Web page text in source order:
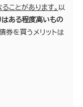
ことがあります。以
はある程度高いもの
券を買うメリットは